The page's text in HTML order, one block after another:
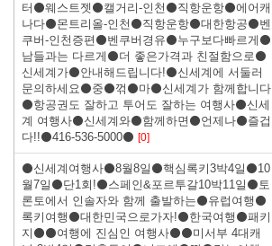
터⚫웨스트젯⚫캘거리-인천⚫직항운항⚫에어캐
나다⚫몬트리올-인천⚫직항운항⚫대한항공⚫벤
쿠버-인천증편⚫벤쿠버경유⚫누구보다빠르게⚫
남들과는 다르게⚫더 좋은가격과 친절함으로⚫
신세계가⚫안내해드립니다!⚫신세계에 서둘러
문의하세요⚫중⚫꺾⚫마⚫신세계가 함께합니다
⚫항공권도 잘하고 투어도 잘하는 여행사⚫신세
계 여행사⚫신세계와⚫함께하면⚫언제나⚫즐겁
다!!⚫416-536-5000⚫ [0]
⚫신세계여행사⚫8월8일⚫핵심록키3박4일⚫10
월7일⚫단1회!⚫스페인&포르투갈10박11일⚫토
론토에서 인솔자와 함께 출발하는⚫유럽여행⚫
록키여행⚫대한민국으로가자!⚫한국여행⚫패키
지⚫⚫여행에 진심인 여행사⚫⚫미서부 4대캐